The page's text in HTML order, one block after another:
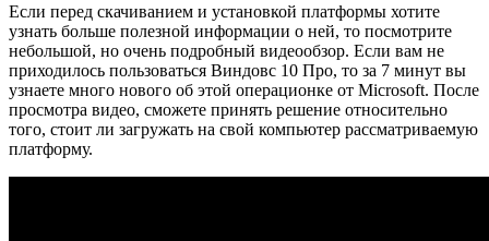
Если перед скачиванием и установкой платформы хотите
узнать больше полезной информации о ней, то посмотрите
небольшой, но очень подробный видеообзор. Если вам не
приходилось пользоваться Виндовс 10 Про, то за 7 минут вы
узнаете много нового об этой операционке от Microsoft. После
просмотра видео, сможете принять решение относительно
того, стоит ли загружать на свой компьютер рассматриваемую
платформу.